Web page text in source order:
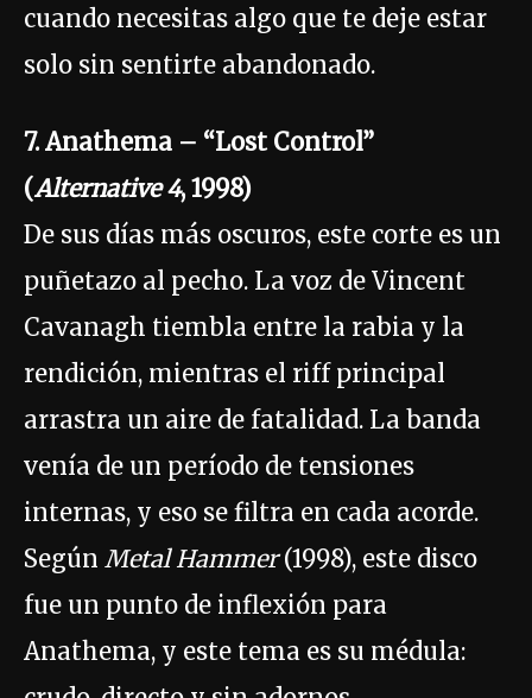
cuando necesitas algo que te deje estar
solo sin sentirte abandonado.
7. Anathema – “Lost Control”
(Alternative 4, 1998)
De sus días más oscuros, este corte es un
puñetazo al pecho. La voz de Vincent
Cavanagh tiembla entre la rabia y la
rendición, mientras el riff principal
arrastra un aire de fatalidad. La banda
venía de un período de tensiones
internas, y eso se filtra en cada acorde.
Según Metal Hammer(1998), este disco
fue un punto de inflexión para
Anathema, y este tema es su médula: